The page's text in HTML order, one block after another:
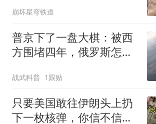
崩坏星穹铁道
普京下了一盘大棋：被西
方围堵四年，俄罗斯怎么
战武科普 1跟贴
只要美国敢往伊朗头上扔
下一枚核弹，你信不信，